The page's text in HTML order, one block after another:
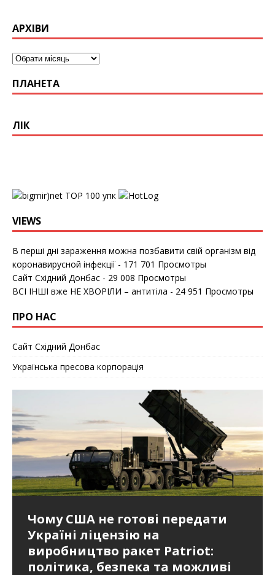
АРХІВИ
ПЛАНЕТА
ЛІК
упк
VIEWS
В перші дні зараження можна позбавити свій організм від
коронавирусной інфекції - 171 701 Просмотры
Сайт Східний Донбас - 29 008 Просмотры
ВСІ ІНШІ вже НЕ ХВОРІЛИ – антитіла - 24 951 Просмотры
ПРО НАС
Сайт Східний Донбас
Українська пресова корпорація
У полоні власних міфів: чому
Костянтинівка стала головною
ідеологічною пасткою для
окупантів
Глава Пентагону спростовує
повідомлення, що в збройних
сил вичерпуються запаси ракет.
Чому США не готові передати
Україні ліцензію на
виробництво ракет Patriot:
політика, безпека та можливі
СРОЧНО! РФ ТЕРЯЕТ СИЛЫ! ВСУ
удерживают ключевые
направления
Пов’язані з українською
спецслужбою люди стежили за
мною у Відні